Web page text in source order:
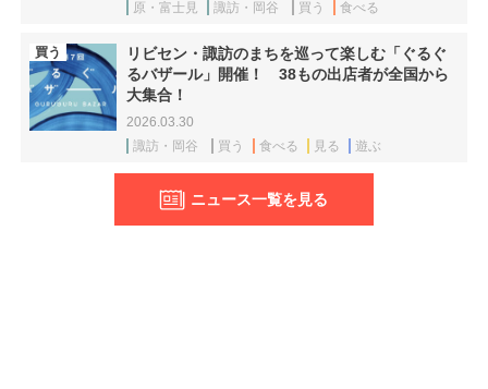
原・富士見
諏訪・岡谷 買う 食べる
買う
リビセン・諏訪のまちを巡って楽しむ「ぐるぐ
るバザール」開催！ 38もの出店者が全国から
大集合！
2026.03.30
諏訪・岡谷
買う 食べる 見る 遊ぶ
ニュース一覧を見る